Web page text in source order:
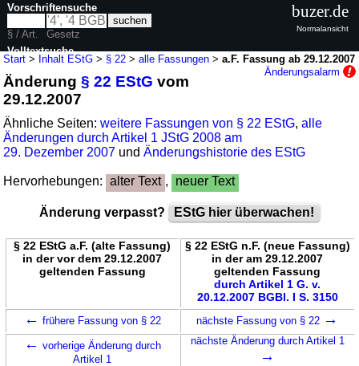
Start > Inhalt EStG > § 22 >alle Fassungen >a.F. Fassung ab 29.12.2007
Änderungsalarm
Änderung§ 22 EStG vom
29.12.2007
Ähnliche Seiten:weitere Fassungen von § 22 EStG,alle
Änderungen durch Artikel 1 JStG 2008 am
29. Dezember 2007 undÄnderungshistorie des EStG
Hervorhebungen: alter Text , neuer Text
Änderung verpasst? EStG hier überwachen!
§ 22 EStG a.F. (alte Fassung)
in der vor dem 29.12.2007
geltenden Fassung
§ 22 EStG n.F. (neue Fassung)
in der am 29.12.2007
geltenden Fassung
durch Artikel 1 G. v.
20.12.2007 BGBl. I S. 3150
← frühere Fassung von § 22 nächste Fassung von § 22 →
← vorherige Änderung durch
Artikel 1
nächste Änderung durch Artikel 1
→
Vorschriftensuche
§ / Art.
Gesetz
Volltextsuche
nur in EStG
buzer.de
Normalansicht